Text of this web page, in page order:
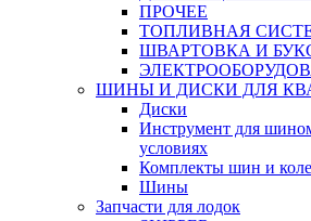
ПРОЧЕЕ
ТОПЛИВНАЯ
ШВАРТОВКА И
ШИНЫ И ДИСКИ ДЛЯ
Диски
Инструмент для
условиях
Комплекты шин и
Шины
Запчасти для лодок